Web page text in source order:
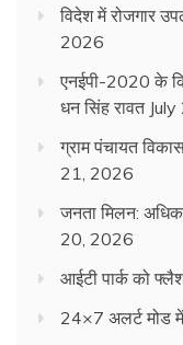
विदेश में रोजगार
2026
एनईपी-2020 के
धन सिंह रावत
ग्राम पंचायत
21, 2026
जनता मिलन:
20, 2026
आईटी पार्क को
24×7 अलर्ट मोड